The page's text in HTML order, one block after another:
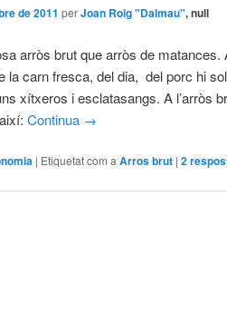
de 2011 perJoan Roig "Dalmau", null
arròs brut que arròs de matances.
la carn fresca, del dia, del porc hi
xítxeros i esclatasangs. A l’arròs
Continua →
| Etiquetat com a Arros brut |2